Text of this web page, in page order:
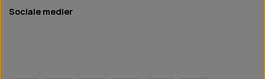
Sociale medier